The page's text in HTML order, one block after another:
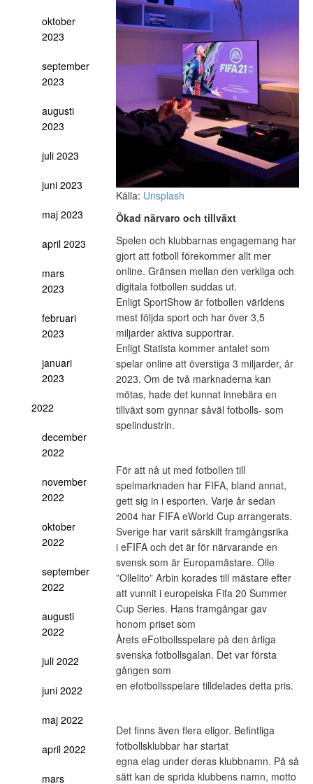
oktober
2023
september
2023
augusti
2023
juli 2023
juni 2023
maj 2023
april 2023
mars
2023
februari
2023
januari
2023
2022
december
2022
november
2022
oktober
2022
september
2022
augusti
2022
juli 2022
juni 2022
maj 2022
april 2022
mars
Källa: Unsplash
Ökad närvaro och tillväxt
Spelen och klubbarnas engagemang har
gjort att fotboll förekommer allt mer
online. Gränsen mellan den verkliga och
digitala fotbollen suddas ut.
Enligt SportShow är fotbollen världens
mest följda sport och har över 3,5
miljarder aktiva supportrar.
Enligt Statista kommer antalet som
spelar online att överstiga 3 miljarder, år
2023. Om de två marknaderna kan
mötas, hade det kunnat innebära en
tillväxt som gynnar såväl fotbolls- som
spelindustrin.
För att nå ut med fotbollen till
spelmarknaden har FIFA, bland annat,
gett sig in i esporten. Varje år sedan
2004 har FIFA eWorld Cup arrangerats.
Sverige har varit särskilt framgångsrika
i eFIFA och det är för närvarande en
svensk som är Europamästare. Olle
”Ollelito” Arbin korades till mästare efter
att vunnit i europeiska Fifa 20 Summer
Cup Series. Hans framgångar gav
honom priset som
Årets eFotbollsspelare på den årliga
svenska fotbollsgalan. Det var första
gången som
en efotbollsspelare tilldelades detta pris.
Det finns även flera eligor. Befintliga
fotbollsklubbar har startat
egna elag under deras klubbnamn. På så
sätt kan de sprida klubbens namn, motto